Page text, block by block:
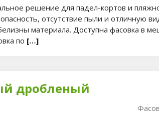
решение для падел-кортов и
отсутствие пыли и отличную
материала. Доступна фасовка в
по […]
дробленый